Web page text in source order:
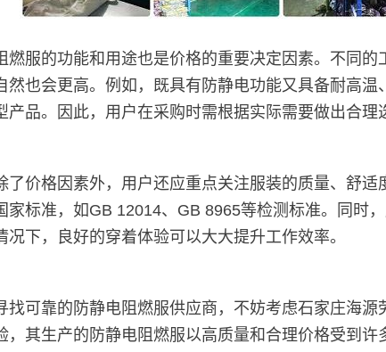
燃服的功能和用途也是价格的重要决定因素。不同
然也会更高。例如，既具有防静电功能又具备耐高
品。因此，用户在采购时需根据实际需要做出合理
了价格因素外，用户还应重点关注服装的质量、舒
家标准，如GB 12014、GB 8965等检测标准。同时
下，良好的穿着体验可以大大提升工作效率。
找可靠的防静电阻燃服供应商，不妨考虑石家庄海
，其生产的防静电阻燃服以高质量和合理价格受到